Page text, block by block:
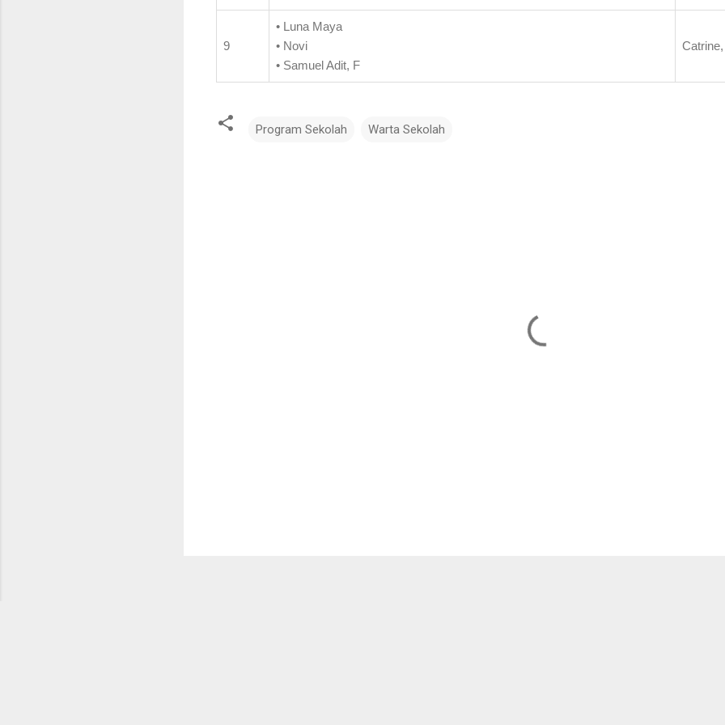
9
• Luna Maya
• Novi
• Samuel Adit, F
Program Sekolah Warta Sekolah